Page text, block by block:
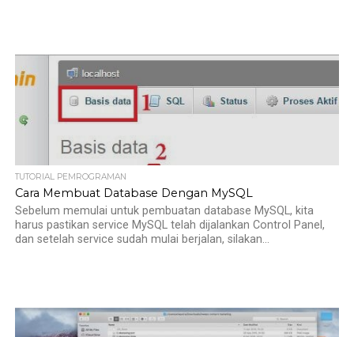
TUTORIAL PEMROGRAMAN
Cara Membuat Database Dengan MySQL
Sebelum memulai untuk pembuatan database MySQL, kita
harus pastikan service MySQL telah dijalankan Control Panel,
dan setelah service sudah mulai berjalan, silakan...